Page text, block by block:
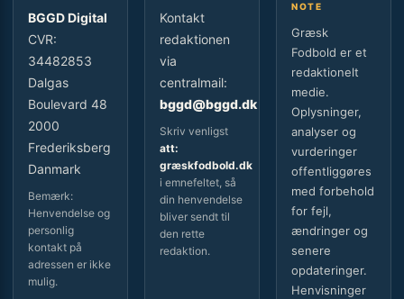
BGGD Digital
CVR:
34482853
Dalgas
Boulevard 48
2000
Frederiksberg
Danmark
Bemærk:
Henvendelse og
personlig
kontakt på
adressen er ikke
mulig.
Kontakt
redaktionen
via
centralmail:
bggd@bggd.dk
Skriv venligst
att:
græskfodbold.dk
i emnefeltet, så
din henvendelse
bliver sendt til
den rette
redaktion.
NOTE
Græsk
Fodbold er et
redaktionelt
medie.
Oplysninger,
analyser og
vurderinger
offentliggøres
med forbehold
for fejl,
ændringer og
senere
opdateringer.
Henvisninger